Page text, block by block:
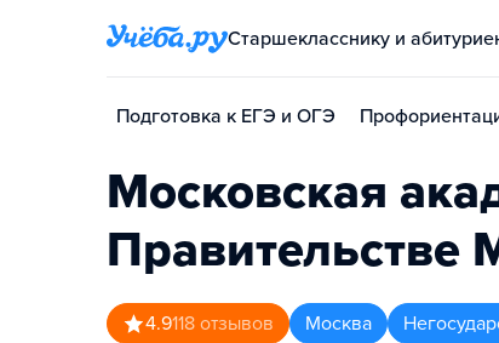
Старшекласснику и
Подготовка к ЕГЭ и ОГЭ
Московская
Правительстве
4.9118 отзывов Москва